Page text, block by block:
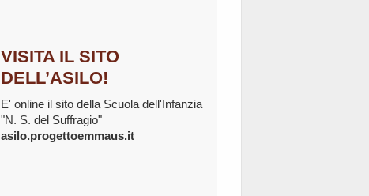
VISITA IL SITO
DELL’ASILO!
E' online il sito della Scuola dell'Infanzia
"N. S. del Suffragio"
asilo.progettoemmaus.it